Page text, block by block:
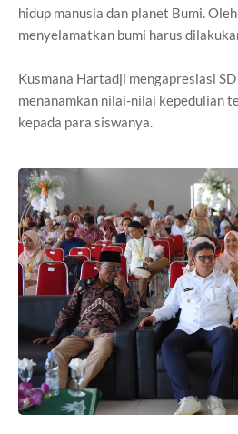
hidup manusia dan planet Bumi.
menyelamatkan bumi harus
Kusmana Hartadji mengapresiasi
menanamkan nilai-nilai kepedulian
kepada para siswanya.